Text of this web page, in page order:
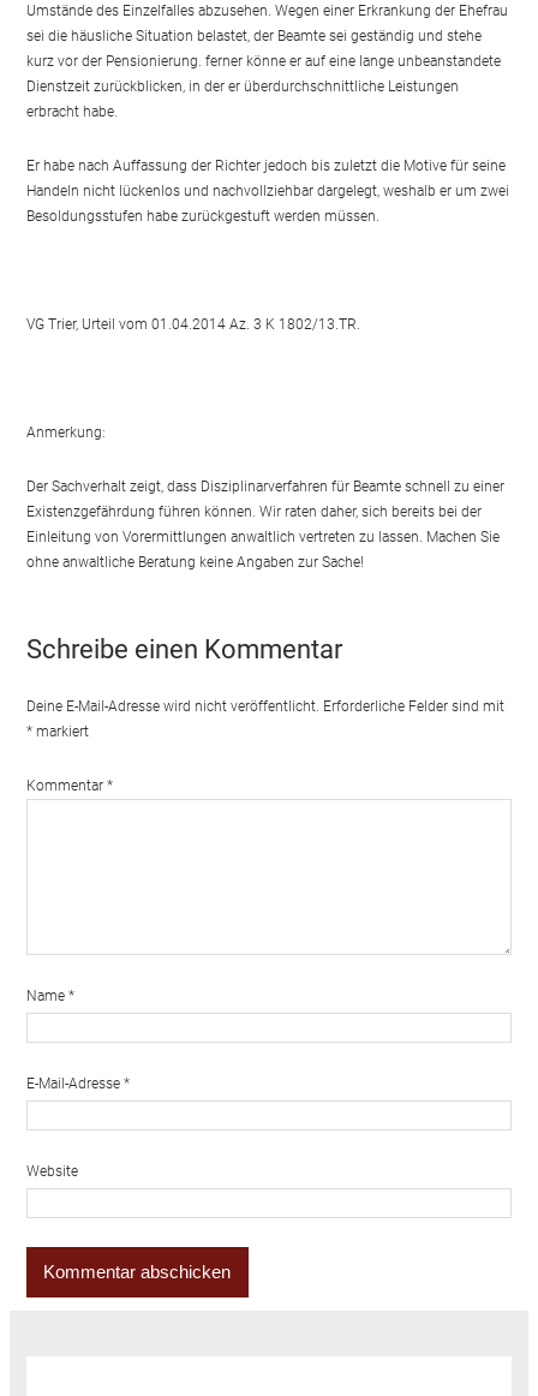
Umstände des Einzelfalles abzusehen. Wegen einer Erkrankung der Ehefrau
sei die häusliche Situation belastet, der Beamte sei geständig und stehe
kurz vor der Pensionierung. ferner könne er auf eine lange unbeanstandete
Dienstzeit zurückblicken, in der er überdurchschnittliche Leistungen
erbracht habe.
Er habe nach Auffassung der Richter jedoch bis zuletzt die Motive für seine
Handeln nicht lückenlos und nachvollziehbar dargelegt, weshalb er um zwei
Besoldungsstufen habe zurückgestuft werden müssen.
VG Trier, Urteil vom 01.04.2014 Az. 3 K 1802/13.TR.
Anmerkung:
Der Sachverhalt zeigt, dass Disziplinarverfahren für Beamte schnell zu einer
Existenzgefährdung führen können. Wir raten daher, sich bereits bei der
Einleitung von Vorermittlungen anwaltlich vertreten zu lassen. Machen Sie
ohne anwaltliche Beratung keine Angaben zur Sache!
Schreibe einen Kommentar
Deine E-Mail-Adresse wird nicht veröffentlicht. Erforderliche Felder sind mit
*markiert
Kommentar *
Name *
E-Mail-Adresse *
Website